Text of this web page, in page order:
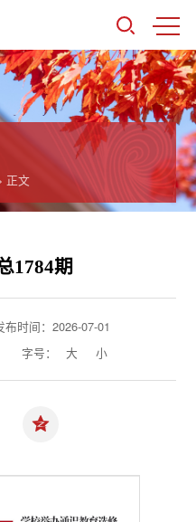
正文
1784期
布时间：2026-07-01
字号： 大 小